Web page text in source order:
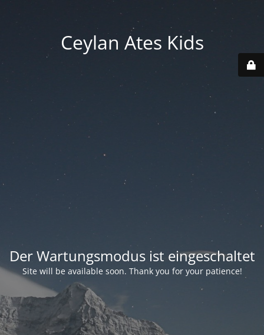
Ceylan Ates Kids
Der Wartungsmodus ist eingeschaltet
Site will be available soon. Thank you for your patience!